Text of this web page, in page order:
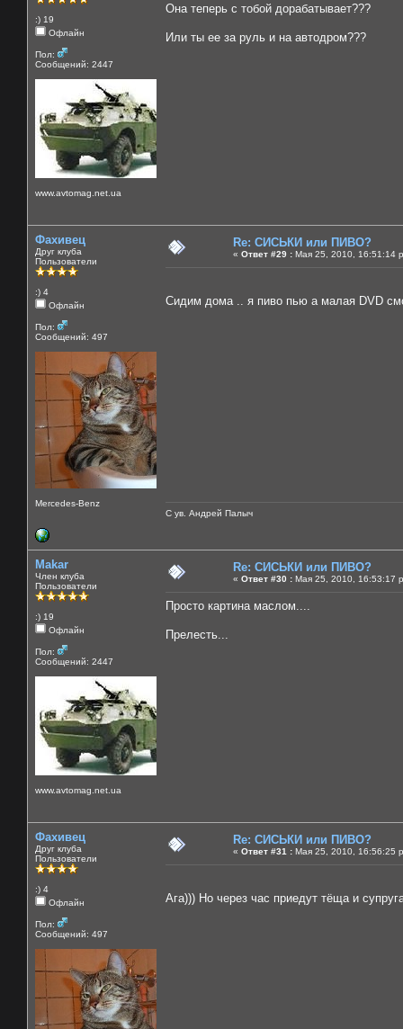
:) 19
Офлайн
Пол:
Сообщений: 2447
www.avtomag.net.ua
Она теперь с тобой дорабатывает???
Или ты ее за руль и на автодром???
Фахивец
Друг клуба
Пользователи
:) 4
Офлайн
Пол:
Сообщений: 497
Mercedes-Benz
Re: СИСЬКИ или ПИВО?
« Ответ #29 : Мая 25, 2010, 16:51:14
Сидим дома .. я пиво пью а малая DVD
С ув. Андрей Палыч
Makar
Член клуба
Пользователи
:) 19
Офлайн
Пол:
Сообщений: 2447
www.avtomag.net.ua
Re: СИСЬКИ или ПИВО?
« Ответ #30 : Мая 25, 2010, 16:53:17
Просто картина маслом....
Прелесть...
Фахивец
Друг клуба
Пользователи
:) 4
Офлайн
Пол:
Сообщений: 497
Re: СИСЬКИ или ПИВО?
« Ответ #31 : Мая 25, 2010, 16:56:25
Ага))) Но через час приедут тёща и